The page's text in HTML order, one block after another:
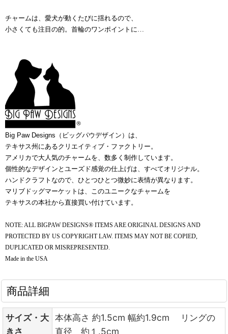
チャームは、愛犬が動くたびに揺れるので、
小さくても注目の的。首輪のワンポイントに…
Big Paw Designs （ビッグパウデザイン）は、
テキサス州にあるクリエイティブ・ファクトリー。
アメリカで大人気のチャームを、数多く制作しています。
個性的なデザインとユーズド感覚の仕上げは、すべてオリジナル。
ハンドクラフトなので、ひとつひとつ微妙に表情が異なります。
マリブドッグマーケットは、このユニークなチャームを
テキサスの本社から直接買い付けています。
NOTE: ALL BIGPAW DESIGNS® ITEMS ARE ORIGINAL DESIGNS AND
PROTECTED BY US COPYRIGHT LAW. ITEMS MAY NOT BE COPIED,
DUPLICATED OR MISREPRESENTED.
Made in the USA
商品詳細
サイズ・大
きさ
本体高さ 約1.5cm 幅約1.9cm リングの
直径 約１.5cm